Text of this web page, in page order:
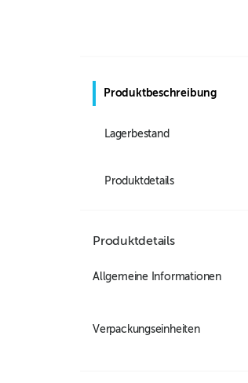
Produktbeschreibung
Lagerbestand
Produktdetails
Produktdetails
Allgemeine Informationen
Verpackungseinheiten